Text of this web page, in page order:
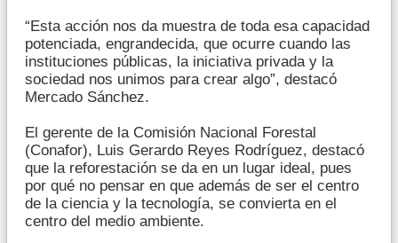
“Esta acción nos da muestra de toda esa capacidad
potenciada, engrandecida, que ocurre cuando las
instituciones públicas, la iniciativa privada y la
sociedad nos unimos para crear algo”, destacó
Mercado Sánchez.
El gerente de la Comisión Nacional Forestal
(Conafor), Luis Gerardo Reyes Rodríguez, destacó
que la reforestación se da en un lugar ideal, pues
por qué no pensar en que además de ser el centro
de la ciencia y la tecnología, se convierta en el
centro del medio ambiente.